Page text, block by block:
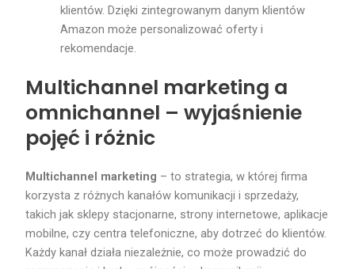
klientów. Dzięki zintegrowanym danym klientów
Amazon może personalizować oferty i
rekomendacje.
Multichannel marketing a
omnichannel – wyjaśnienie
pojęć i różnic
Multichannel marketing – to strategia, w której firma
korzysta z różnych kanałów komunikacji i sprzedaży,
takich jak sklepy stacjonarne, strony internetowe, aplikacje
mobilne, czy centra telefoniczne, aby dotrzeć do klientów.
Każdy kanał działa niezależnie, co może prowadzić do